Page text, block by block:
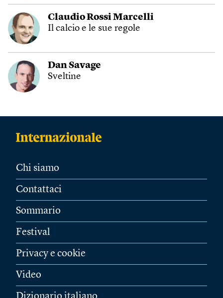
Claudio Rossi Marcelli
Il calcio e le sue regole
Dan Savage
Sveltine
Chi siamo
Contattaci
Sommario
Festival
Privacy e cookie
Video